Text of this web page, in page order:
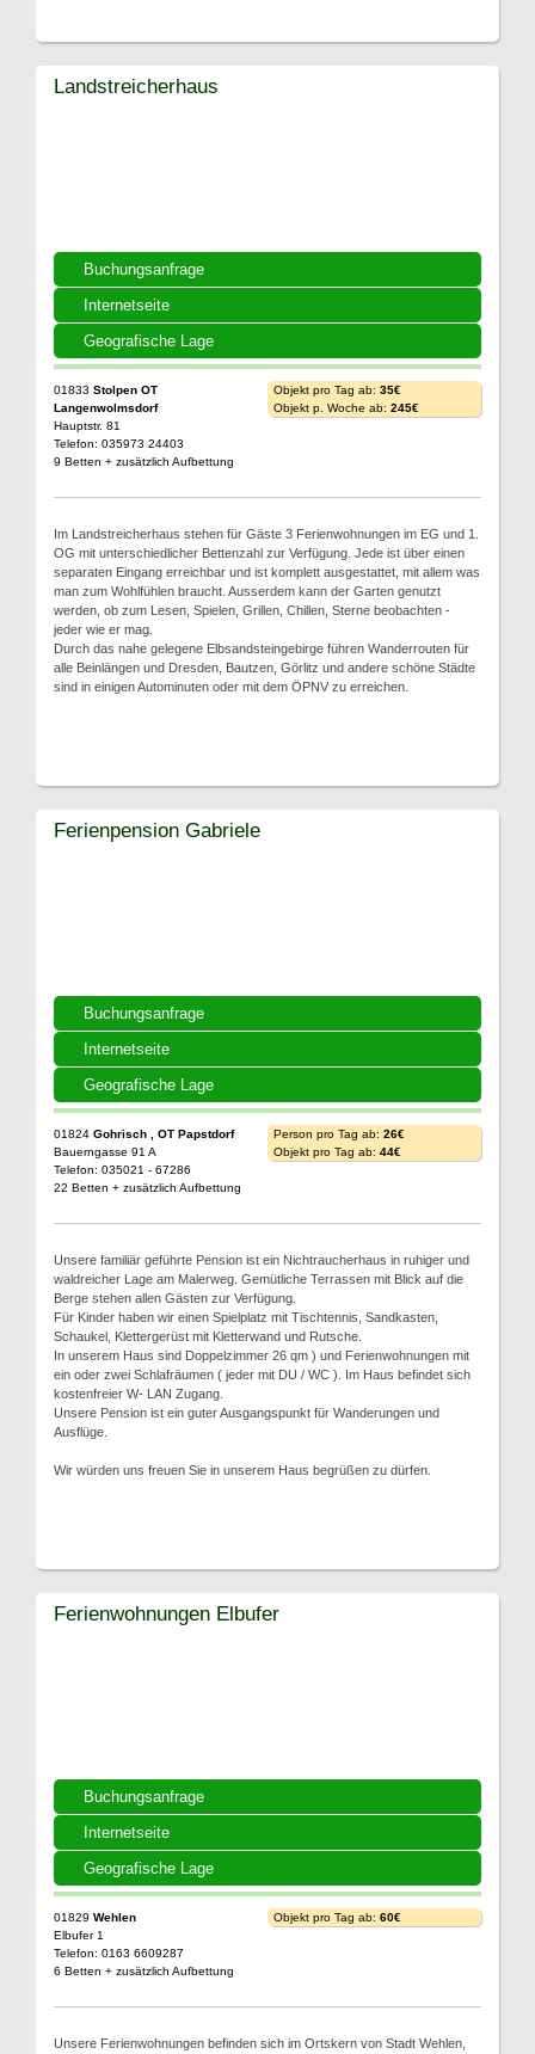
Buchungsanfrage
Internetseite
Geografische Lage
Landstreicherhaus
01833 Stolpen OT
Langenwolmsdorf
Hauptstr. 81
Telefon: 035973 24403
9 Betten + zusätzlich Aufbettung
Objekt pro Tag ab: 35€
Objekt p. Woche ab: 245€
Im Landstreicherhaus stehen für Gäste 3 Ferienwohnungen im EG und 1.
OG mit unterschiedlicher Bettenzahl zur Verfügung. Jede ist über einen
separaten Eingang erreichbar und ist komplett ausgestattet, mit allem was
man zum Wohlfühlen braucht. Ausserdem kann der Garten genutzt
werden, ob zum Lesen, Spielen, Grillen, Chillen, Sterne beobachten -
jeder wie er mag.
Durch das nahe gelegene Elbsandsteingebirge führen Wanderrouten für
alle Beinlängen und Dresden, Bautzen, Görlitz und andere schöne Städte
sind in einigen Autominuten oder mit dem ÖPNV zu erreichen.
Buchungsanfrage
Internetseite
Geografische Lage
Ferienpension Gabriele
01824 Gohrisch , OT Papstdorf
Bauerngasse 91 A
Telefon: 035021 - 67286
22 Betten + zusätzlich Aufbettung
Person pro Tag ab: 26€
Objekt pro Tag ab: 44€
Unsere familiär geführte Pension ist ein Nichtraucherhaus in ruhiger und
waldreicher Lage am Malerweg. Gemütliche Terrassen mit Blick auf die
Berge stehen allen Gästen zur Verfügung.
Für Kinder haben wir einen Spielplatz mit Tischtennis, Sandkasten,
Schaukel, Klettergerüst mit Kletterwand und Rutsche.
In unserem Haus sind Doppelzimmer 26 qm ) und Ferienwohnungen mit
ein oder zwei Schlafräumen ( jeder mit DU / WC ). Im Haus befindet sich
kostenfreier W- LAN Zugang.
Unsere Pension ist ein guter Ausgangspunkt für Wanderungen und
Ausflüge.
Wir würden uns freuen Sie in unserem Haus begrüßen zu dürfen.
Buchungsanfrage
Internetseite
Geografische Lage
Ferienwohnungen Elbufer
01829 Wehlen
Elbufer 1
Telefon: 0163 6609287
6 Betten + zusätzlich Aufbettung
Objekt pro Tag ab: 60€
Unsere Ferienwohnungen befinden sich im Ortskern von Stadt Wehlen,